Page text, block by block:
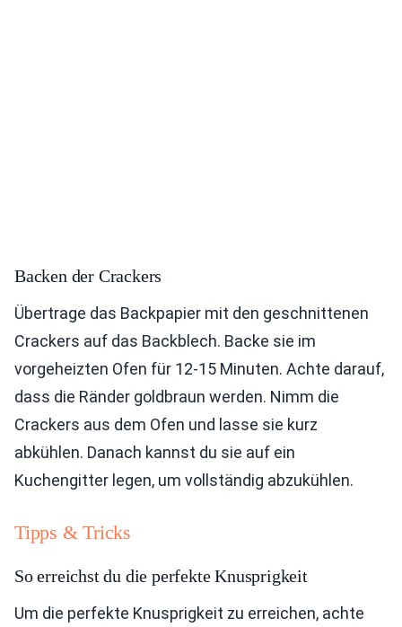
Backen der Crackers
Übertrage das Backpapier mit den geschnittenen
Crackers auf das Backblech. Backe sie im
vorgeheizten Ofen für 12-15 Minuten. Achte darauf,
dass die Ränder goldbraun werden. Nimm die
Crackers aus dem Ofen und lasse sie kurz
abkühlen. Danach kannst du sie auf ein
Kuchengitter legen, um vollständig abzukühlen.
Tipps & Tricks
So erreichst du die perfekte Knusprigkeit
Um die perfekte Knusprigkeit zu erreichen, achte